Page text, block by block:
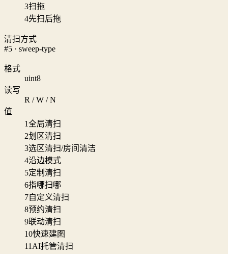
3扫拖
4先扫后拖
清扫方式
#5 · sweep-type
格式
uint8
读写
R / W / N
值
1全局清扫
2划区清扫
3选区清扫/房间清洁
4沿边模式
5定制清扫
6指哪扫哪
7自定义清扫
8预约清扫
9联动清扫
10快速建图
11 AI托管清扫